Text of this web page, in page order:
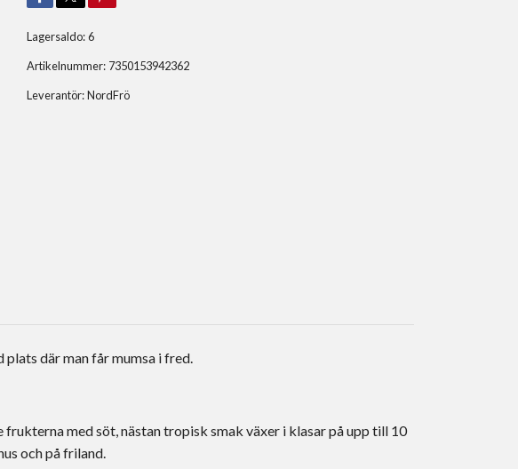
Lagersaldo:6
Artikelnummer: 7350153942362
Leverantör:NordFrö
där man får mumsa i fred.
med söt, nästan tropisk smak växer i klasar på upp till 10
och på friland.